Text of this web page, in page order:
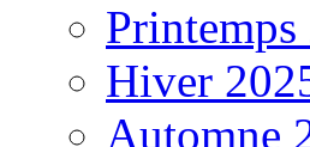
Hiver
Automne